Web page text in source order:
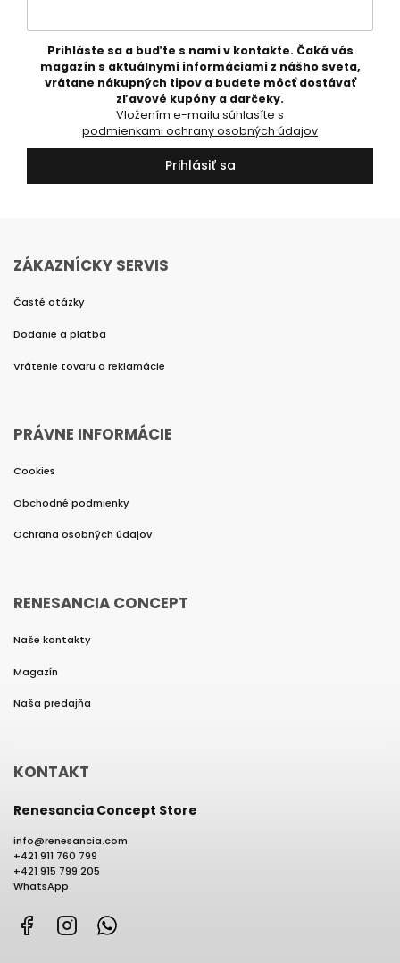
Prihláste sa a buďte s nami v kontakte. Čaká vás
magazín s aktuálnymi informáciami z nášho sveta,
vrátane nákupných tipov a budete môcť dostávať
zľavové kupóny a darčeky.
podmienkami ochrany osobných údajov
Prihlásiť sa
ZÁKAZNÍCKY SERVIS
Časté otázky
Dodanie a platba
Vrátenie tovaru a reklamácie
PRÁVNE INFORMÁCIE
Cookies
Obchodné podmienky
Ochrana osobných údajov
RENESANCIA CONCEPT
Naše kontakty
Magazín
Naša predajňa
KONTAKT
Renesancia Concept Store
info@renesancia.com
+421 911 760 799
+421 915 799 205
WhatsApp
FacebookInstagram